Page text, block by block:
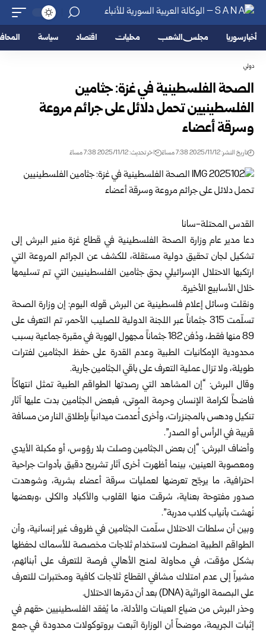
أخبار سوريا مجلس الشعب محليات اقتصاد سياسة
دولي
الصحة الفلسطينية في غزة: جثامين
الفلسطينيين تحمل دلائل على جرائم مروعة
وسرقة أعضاء
تاريخ النشر: 2025/11/12 7:38 مساءً اخر تحديث: 2025/11/12 7:38 مساءً
القدس المحتلة-سانا
دعا مدير عام وزارة الصحة الفلسطينية في قطاع غزة منير البرش إلى
تشكيل لجان تحقيق دولية مستقلة، للكشف عن الجرائم المروعة التي
ارتكبها الاحتلال الإسرائيلي بحق جثامين الفلسطينيين التي تم تسليمها
خلال الأسابيع الأخيرة.
ونقلت وسائل إعلام فلسطينية عن البرش قوله اليوم: إن وزارة الصحة
تسلّمت 315 جثماناً عبر اللجنة الدولية للصليب الأحمر، تم التعرف على
89 منها فقط، ودُفن 182 جثماناً مجهول الهوية في مقبرة جماعية بسبب
محدودية الإمكانيات الطبية وعدم القدرة على حفظ الجثامين لفترات
طويلة، ولا تزال عملية التعرف على باقي الجثامين جارية.
وقال البرش: “إن المشاهد التي رصدتها الطواقم الطبية تمثل انتهاكاً
فاضحاً لكرامة الإنسان وحرمة الموتى، فبعض الجثامين بدت عليها آثار
تنكيل ودهس بالمجنزرات، وأخرى أُعدمت ميدانياً بإطلاق النار من مسافة
قريبة في الرأس أو الصدر”.
وأضاف البرش: “إن بعض الجثامين وصلت بلا رؤوس، أو مكبلة الأيدي
ومعصوبة العينين، بينما أظهرت أخرى آثار تشريح دقيق بأدوات جراحية
احترافية، ما يرجّح تعرضها لعمليات سرقة أعضاء بشرية، وشوهدت
صدور مفتوحة بعناية، سُرقت منها القلوب والأكباد والكلى ،وبعضها
نُهشت بأنياب كلاب مدربة”.
وبين أن سلطات الاحتلال سلّمت الجثامين في ظروف غير إنسانية، وأن
الطواقم الطبية اضطرت لاستخدام ثلاجات مخصصة للأسماك لحفظها
بشكل مؤقت، في محاولة لمنح الأهالي فرصة للتعرف على أبنائهم،
مشيراً إلى عدم امتلاك مشافي القطاع ثلاجات كافية ومختبرات للتعرف
على البصمة الوراثية (DNA) بعد أن دمّرها الاحتلال.
وحذر البرش من ضياع العينات والأدلة، ما يُفقد الفلسطينيين حقهم في
إثبات الجريمة، موضحاً أن الوزارة اتّبعت بروتوكولات محدودة في جمع